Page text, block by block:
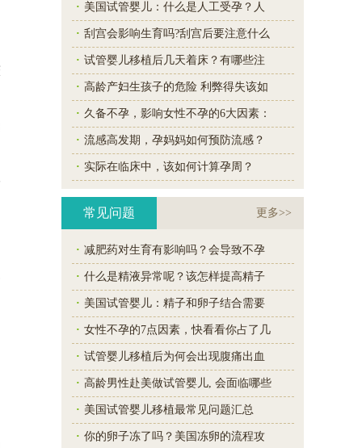
· 美国试管婴儿：什么是人工受孕？人
· 刮宫会影响生育吗?刮宫后要注意什么
· 试管婴儿移植后几天着床？有哪些注
· 高龄产妇生孩子的危险 利弊得失该如
· 久备不孕，影响女性不孕的6大因素：
· 流感高发期，孕妈妈如何预防流感？
· 实际在临床中，该如何计算孕周？
常见问题 更多>>
· 减肥药对生育有影响吗？会导致不孕
· 什么是精液异常呢？该怎样提高精子
· 美国试管婴儿：精子和卵子结合需要
· 女性不孕的7点因素，快看看你占了几
· 试管婴儿移植后为何会出现腹痛出血
· 高龄男性赴美做试管婴儿, 会面临哪些
· 美国试管婴儿移植最常见问题汇总
· 你的卵子冻了吗？美国冻卵的流程攻